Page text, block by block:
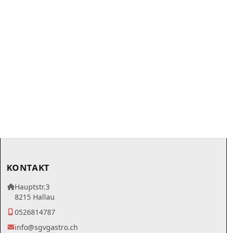
KONTAKT
Hauptstr.3
8215 Hallau
0526814787
info@sgvgastro.ch